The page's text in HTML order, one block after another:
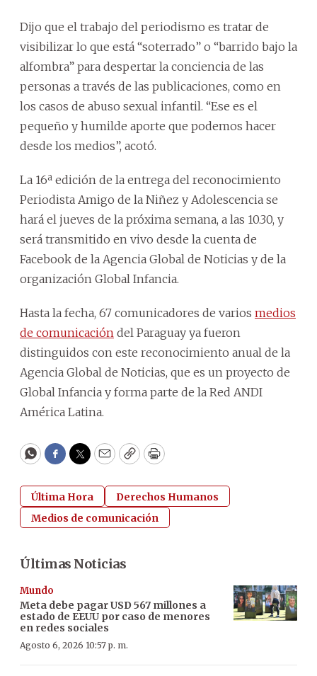
Dijo que el trabajo del periodismo es tratar de
visibilizar lo que está “soterrado” o “barrido bajo la
alfombra” para despertar la conciencia de las
personas a través de las publicaciones, como en
los casos de abuso sexual infantil. “Ese es el
pequeño y humilde aporte que podemos hacer
desde los medios”, acotó.
La 16ª edición de la entrega del reconocimiento
Periodista Amigo de la Niñez y Adolescencia se
hará el jueves de la próxima semana, a las 10.30, y
será transmitido en vivo desde la cuenta de
Facebook de la Agencia Global de Noticias y de la
organización Global Infancia.
Hasta la fecha, 67 comunicadores de varios medios
de comunicación del Paraguay ya fueron
distinguidos con este reconocimiento anual de la
Agencia Global de Noticias, que es un proyecto de
Global Infancia y forma parte de la Red ANDI
América Latina.
WhatsApp
Facebook
Twitter
EmailCopyPrint
Última Hora
Derechos Humanos
Medios de comunicación
Últimas Noticias
Mundo
Meta debe pagar USD 567 millones a
estado de EEUU por caso de menores
en redes sociales
Agosto 6, 2026 10:57 p. m.